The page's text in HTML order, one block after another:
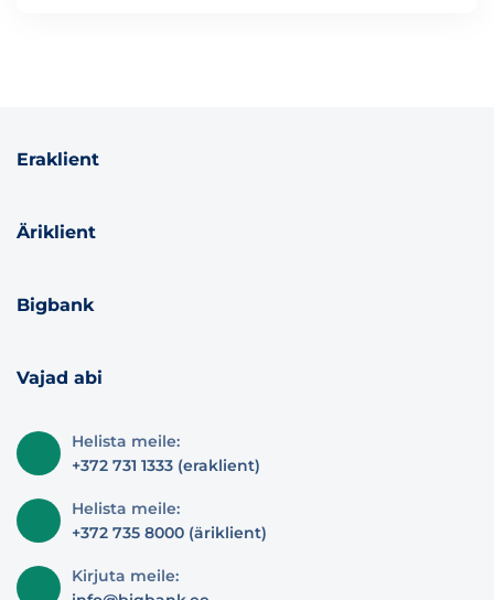
Eraklient
Äriklient
Bigbank
Vajad abi
Helista meile:
+372 731 1333 (eraklient)
Helista meile:
+372 735 8000 (äriklient)
Kirjuta meile: